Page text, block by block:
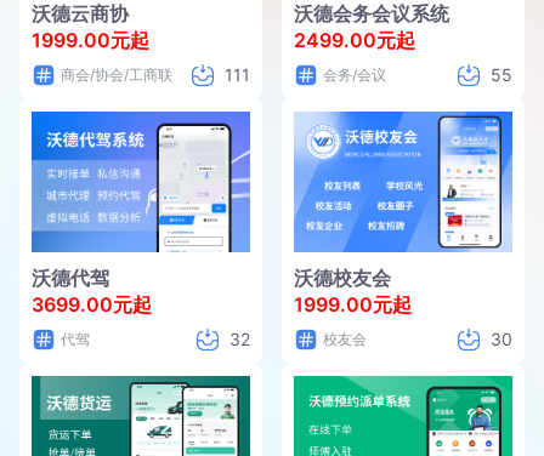
沃德云商协
1999.00元起
商会/协会/工商联 111
沃德会务会议系统
2499.00元起
会务/会议 55
沃德代驾
3699.00元起
代驾 32
沃德校友会
1999.00元起
校友会 30